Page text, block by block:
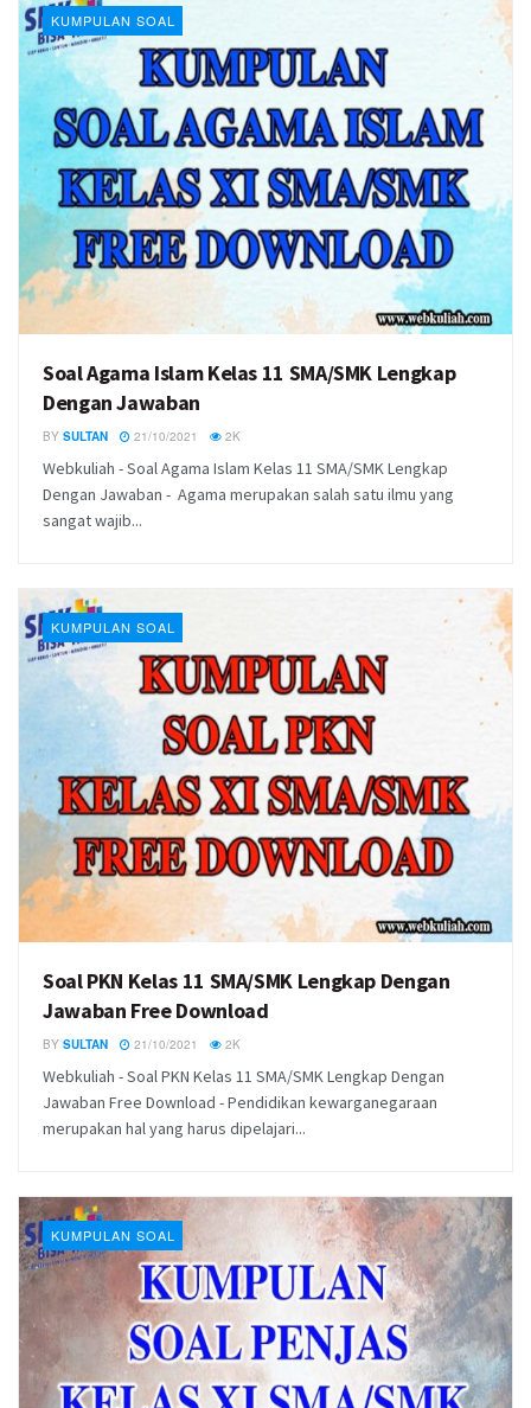
KUMPULAN SOAL
Soal Agama Islam Kelas 11 SMA/SMK Lengkap
Dengan Jawaban
BY SULTAN 21/10/2021 2K
Webkuliah - Soal Agama Islam Kelas 11 SMA/SMK Lengkap
Dengan Jawaban - Agama merupakan salah satu ilmu yang
sangat wajib...
KUMPULAN SOAL
Soal PKN Kelas 11 SMA/SMK Lengkap Dengan
Jawaban Free Download
BY SULTAN 21/10/2021 2K
Webkuliah - Soal PKN Kelas 11 SMA/SMK Lengkap Dengan
Jawaban Free Download - Pendidikan kewarganegaraan
merupakan hal yang harus dipelajari...
KUMPULAN SOAL